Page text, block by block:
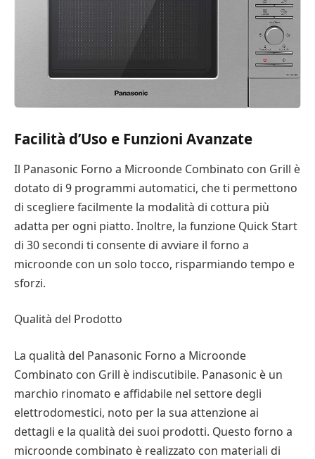
Facilità d’Uso e Funzioni Avanzate
Il Panasonic Forno a Microonde Combinato con Grill è
dotato di 9 programmi automatici, che ti permettono
di scegliere facilmente la modalità di cottura più
adatta per ogni piatto. Inoltre, la funzione Quick Start
di 30 secondi ti consente di avviare il forno a
microonde con un solo tocco, risparmiando tempo e
sforzi.
Qualità del Prodotto
La qualità del Panasonic Forno a Microonde
Combinato con Grill è indiscutibile. Panasonic è un
marchio rinomato e affidabile nel settore degli
elettrodomestici, noto per la sua attenzione ai
dettagli e la qualità dei suoi prodotti. Questo forno a
microonde combinato è realizzato con materiali di